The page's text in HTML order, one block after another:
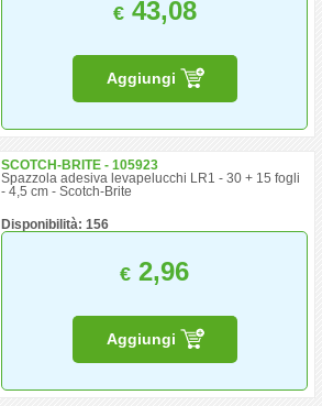
€43,08
Aggiungi
SCOTCH-BRITE - 105923
Spazzola adesiva levapelucchi LR1 - 30 + 15 fogli
- 4,5 cm - Scotch-Brite
Disponibilità: 156
€ 2,96
Aggiungi